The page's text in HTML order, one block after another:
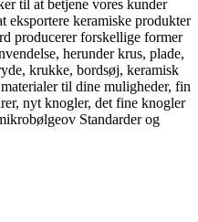
til at betjene vores kunder
eksportere keramiske produkter
producerer forskellige former
herunder krus, plade,
krukke, bordsøj, keramisk
til dine muligheder, fin
nyt knogler, det fine knogler
Standarder og